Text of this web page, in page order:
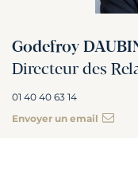
Godefroy
Directeur des
01 40 40 63 14
Envoyer un email